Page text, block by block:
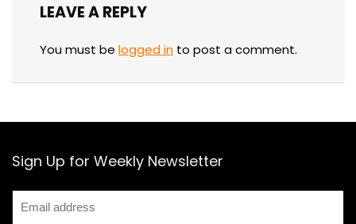
LEAVE A REPLY
You must be logged in to post a comment.
Sign Up for Weekly Newsletter